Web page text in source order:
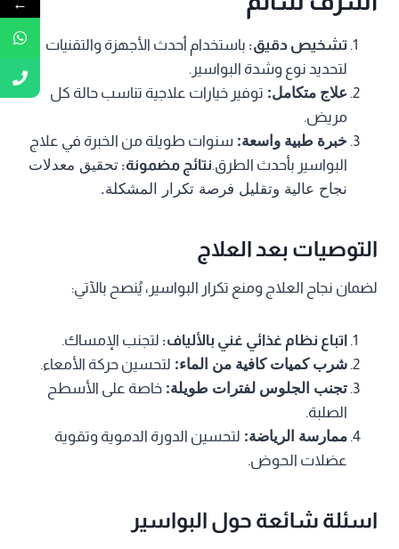
تشخيص دقيق: باستخدام أحدث الأجهزة والتقنيات
لتحديد نوع وشدة البواسير.
علاج متكامل: توفير خيارات علاجية تناسب حالة كل
مريض.
خبرة طبية واسعة: سنوات طويلة من الخبرة في علاج
البواسير بأحدث الطرق.نتائج مضمونة: تحقيق معدلات
نجاح عالية وتقليل فرصة تكرار المشكلة.
التوصيات بعد العلاج
لضمان نجاح العلاج ومنع تكرار البواسير، يُنصح بالآتي:
اتباع نظام غذائي غني بالألياف: لتجنب الإمساك.
شرب كميات كافية من الماء: لتحسين حركة الأمعاء.
تجنب الجلوس لفترات طويلة: خاصة على الأسطح
الصلبة.
ممارسة الرياضة: لتحسين الدورة الدموية وتقوية
عضلات الحوض.
اسئلة شائعة حول البواسير